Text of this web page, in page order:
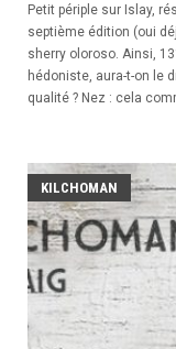
Petit périple sur Islay,
septième édition (oui
sherry oloroso. Ainsi,
hédoniste, aura-t-on le
qualité ? Nez : cela
KILCHOMAN